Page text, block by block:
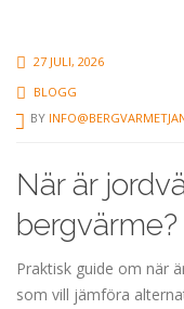
27 JULI, 2026
BLOGG
BY
När är
bergvärme?
Praktisk guide om när
som vill jämföra